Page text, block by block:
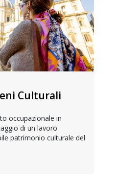
Culturali
occupazionale in
di un lavoro
patrimonio culturale del